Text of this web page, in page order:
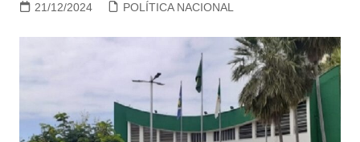
21/12/2024 POLÍTICA NACIONAL